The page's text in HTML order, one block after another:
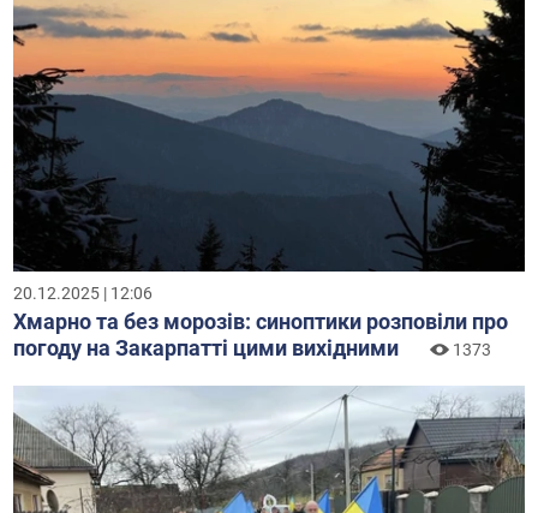
20.12.2025 | 12:06
Хмарно та без морозів: синоптики розповіли про
погоду на Закарпатті цими вихідними
1373